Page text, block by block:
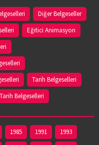
Diğer Belgeseller
Eğitici Animasyon
Tarih Belgeselleri
Belgeselleri
1985 1991
1993